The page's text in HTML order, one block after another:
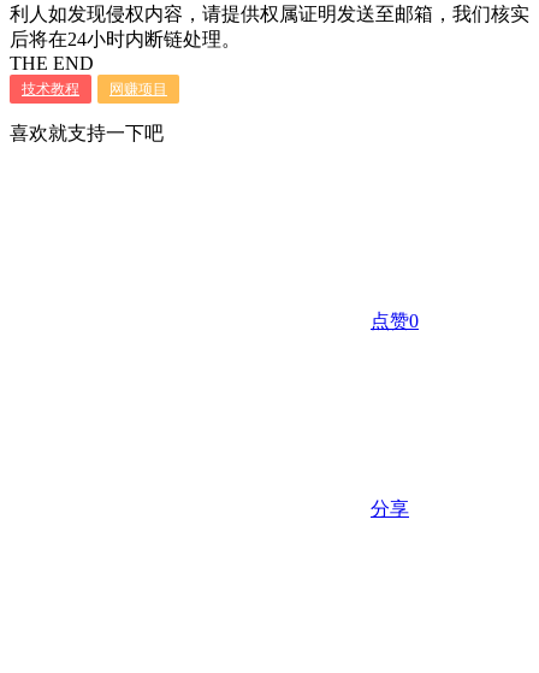
利人如发现侵权内容，请提供权属证明发送至邮箱，我们核实
后将在24小时内断链处理。
THE END
技术教程 网赚项目
喜欢就支持一下吧
点赞0
分享